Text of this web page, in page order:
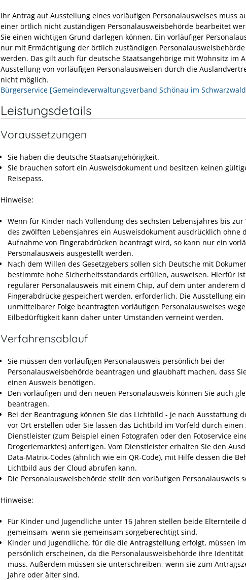
Ihr Antrag auf Ausstellung eines vorläufigen Personalausweises muss
einer örtlich nicht zuständigen Personalausweisbehörde bearbeitet
Sie einen wichtigen Grund darlegen können. Ein vorläufiger
nur mit Ermächtigung der örtlich zuständigen
werden. Das gilt auch für deutsche Staatsangehörige mit Wohnsitz im
Ausstellung von vorläufigen Personalausweisen durch die
nicht möglich.
Bürgerservice [Gemeindeverwaltungsverband Schönau im
Leistungsdetails
Voraussetzungen
Sie haben die deutsche Staatsangehörigkeit.
Sie brauchen sofort ein Ausweisdokument und besitzen keinen
Reisepass.
Hinweise:
Wenn für Kinder nach Vollendung des sechsten Lebensjahres bis zur
des zwölften Lebensjahres ein Ausweisdokument ausdrücklich ohne
Aufnahme von Fingerabdrücken beantragt wird, so kann nur ein
Personalausweis ausgestellt werden.
Nach dem Willen des Gesetzgebers sollen sich Deutsche mit
bestimmte hohe Sicherheitsstandards erfüllen, ausweisen. Hierfür
regulärer Personalausweis mit einem Chip, auf dem unter anderem
Fingerabdrücke gespeichert werden, erforderlich. Die Ausstellung
unmittelbarer Folge beantragten vorläufigen Personalausweises
Eilbedürftigkeit kann daher unter Umständen verneint werden.
Verfahrensablauf
Sie müssen den vorläufigen Personalausweis persönlich bei der
Personalausweisbehörde beantragen und glaubhaft machen, dass
einen Ausweis benötigen.
Den vorläufigen und den neuen Personalausweis können Sie auch
beantragen.
Bei der Beantragung können Sie das Lichtbild - je nach Ausstattung
vor Ort erstellen oder Sie lassen das Lichtbild im Vorfeld durch
Dienstleister (zum Beispiel einen Fotografen oder den Fotoservice
Drogeriemarktes) anfertigen. Vom Dienstleister erhalten Sie den
Data-Matrix-Codes (ähnlich wie ein QR-Code), mit Hilfe dessen die
Lichtbild aus der Cloud abrufen kann.
Die Personalausweisbehörde stellt den vorläufigen Personalausweis
Hinweise:
Für Kinder und Jugendliche unter 16 Jahren stellen beide Elternteile
gemeinsam, wenn sie gemeinsam sorgeberechtigt sind.
Kinder und Jugendliche, für die die Antragstellung erfolgt, müssen
persönlich erscheinen, da die Personalausweisbehörde ihre Identität
muss. Außerdem müssen sie unterschreiben, wenn sie zum
Jahre oder älter sind.